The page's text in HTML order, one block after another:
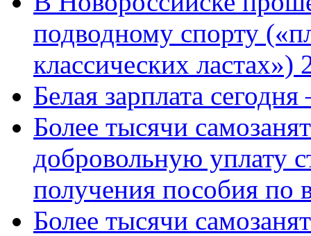
подводному спорту
классических ластах»)
Белая зарплата
Более тысячи
добровольную уплату
получения пособия по
Более тысячи